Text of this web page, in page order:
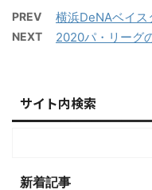
PREV 横浜DeNAベイ
NEXT 2020パ・リーグ
サイト内検索
新着記事